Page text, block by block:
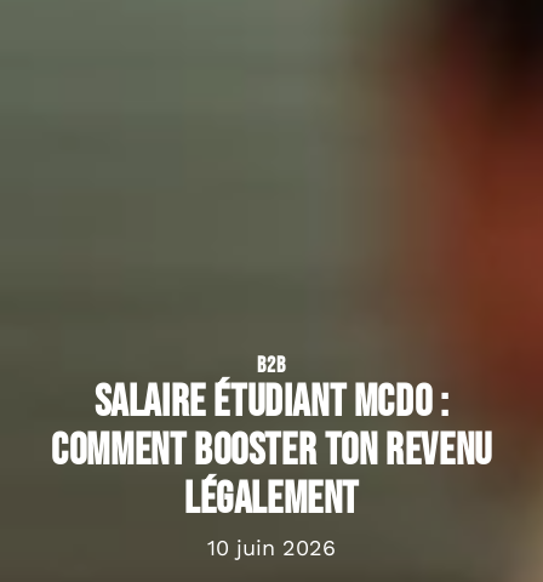
B2B
Salaire étudiant McDo :
comment booster ton revenu
légalement
10 juin 2026